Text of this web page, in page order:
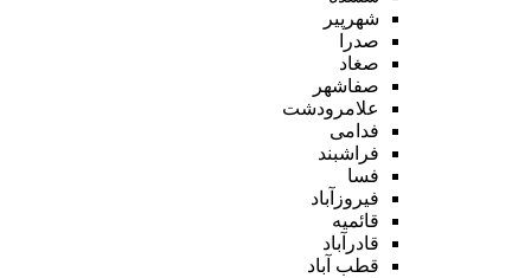
شهرپیر
صدرا
صغاد
صفاشهر
علامرودشت
فدامی
فراشبند
فسا
فیروزآباد
قائمیه
قادرآباد
قطب آباد